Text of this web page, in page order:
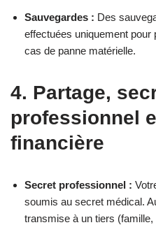
Sauvegardes : Des
effectuées uniquement pour
cas de panne matérielle.
4. Partage,
professionnel
financière
Secret professionnel :
soumis au secret médical.
transmise à un tiers